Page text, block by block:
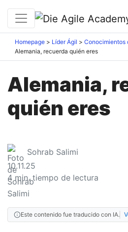
Homepage Líder Ágil
Conocimientos
Alemania, recuerda quién eres
Alemania,
quién eres
Sohrab Salimi
10.11.25
4min. tiempo de lectura
Este contenido fue traducido con IA.